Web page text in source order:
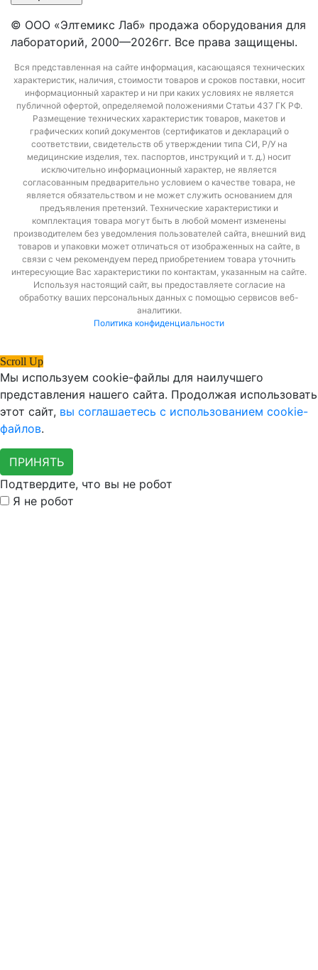
© ООО «Элтемикс Лаб» продажа оборудования для
лабораторий, 2000—2026гг. Все права защищены.
Вся представленная на сайте информация, касающаяся технических
характеристик, наличия, стоимости товаров и сроков поставки, носит
информационный характер и ни при каких условиях не является
публичной офертой, определяемой положениями Статьи 437 ГК РФ.
Размещение технических характеристик товаров, макетов и
графических копий документов (сертификатов и деклараций о
соответствии, свидетельств об утверждении типа СИ, Р/У на
медицинские изделия, тех. паспортов, инструкций и т. д.) носит
исключительно информационный характер, не является
согласованным предварительно условием о качестве товара, не
является обязательством и не может служить основанием для
предъявления претензий. Технические характеристики и
комплектация товара могут быть в любой момент изменены
производителем без уведомления пользователей сайта, внешний вид
товаров и упаковки может отличаться от изображенных на сайте, в
связи с чем рекомендуем перед приобретением товара уточнить
интересующие Вас характеристики по контактам, указанным на сайте.
Используя настоящий сайт, вы предоставляете согласие на
обработку ваших персональных данных с помощью сервисов веб-
аналитики.
Политика конфиденциальности
Scroll Up
Мы используем cookie-файлы для наилучшего
представления нашего сайта. Продолжая использовать
этот сайт, вы соглашаетесь с использованием cookie-
файлов.
ПРИНЯТЬ
Подтвердите, что вы не робот
Я не робот